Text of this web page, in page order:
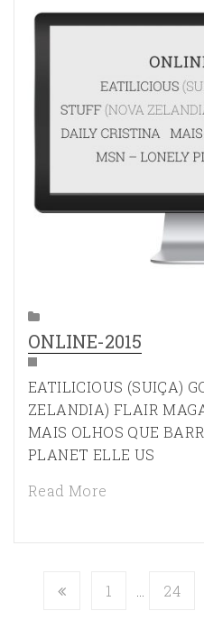
ONLINE-2015
EATILICIOUS (SUIÇA)
ZELANDIA) FLAIR
MAIS OLHOS QUE
PLANET ELLE US
Read More
1 24